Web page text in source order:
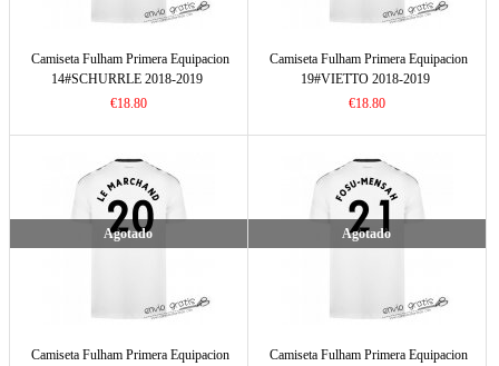
Camiseta Fulham Primera Equipacion
14#SCHURRLE 2018-2019
€18.80
Camiseta Fulham Primera Equipacion
19#VIETTO 2018-2019
€18.80
Agotado
Camiseta Fulham Primera Equipacion
Agotado
Camiseta Fulham Primera Equipacion